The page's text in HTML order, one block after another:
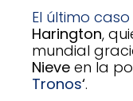
El último
Harington,
mundial
Nieve en la
Tronos‘.